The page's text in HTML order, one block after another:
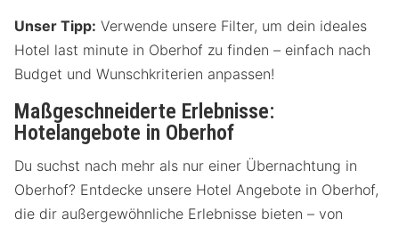
Unser Tipp: Verwende unsere Filter, um dein ideales
Hotel last minute in Oberhof zu finden – einfach nach
Budget und Wunschkriterien anpassen!
Maßgeschneiderte Erlebnisse:
Hotelangebote in Oberhof
Du suchst nach mehr als nur einer Übernachtung in
Oberhof? Entdecke unsere Hotel Angebote in Oberhof,
die dir außergewöhnliche Erlebnisse bieten – von